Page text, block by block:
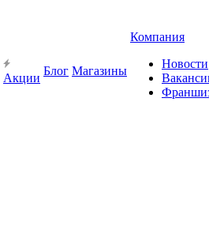
Акции
Блог Магазины
Компания
Новости